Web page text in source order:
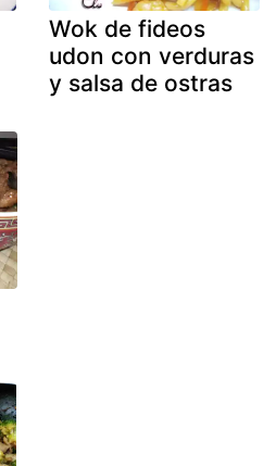
Wok de fideos
udon con verduras
y salsa de ostras